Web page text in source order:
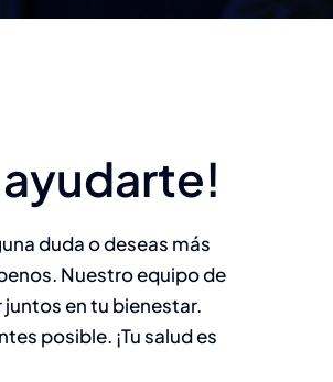
ayudarte!
duda o deseas más
Nuestro equipo de
en tu bienestar.
posible. ¡Tu salud es